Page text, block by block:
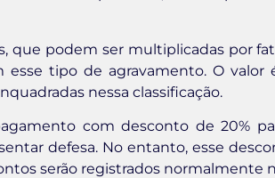
que podem ser multiplicadas por
esse tipo de agravamento. O
nessa classificação.
com desconto de 20%
defesa. No entanto, esse
serão registrados normalmente